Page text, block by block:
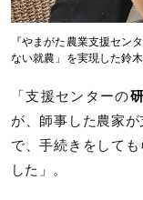
『やまがた農業支援セン
ない就農」を実現した鈴
「支援センターの
が、師事した農家
で、手続きをして
した」。